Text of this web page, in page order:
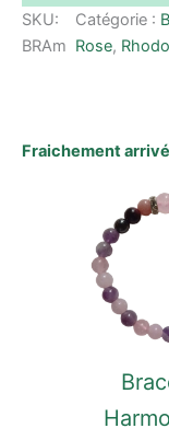
SKU:
BRAm
Catégorie :
Rose,
Fraichement